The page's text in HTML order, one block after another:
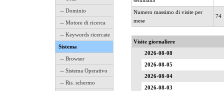
-- Dominio
-- Motore di ricerca
-- Keywords ricercate
Sistema
-- Browser
-- Sistema Operativo
-- Ris. schermo
Numero massimo di visite per
mese
74
Visite giornaliere
2026-08-08
2026-08-05
2026-08-04
2026-08-03